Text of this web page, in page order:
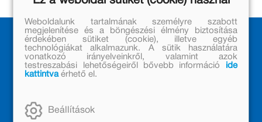
MÓRA KÖNYVKIADÓ – 1950 ÓTA
Weboldalunk tartalmának személyre szabott
megjelenítése és a böngészési élmény biztosítása
érdekében sütiket (cookie), illetve egyéb
technológiákat alkalmazunk. A sütik használatára
vonatkozó irányelveinkről, valamint azok
testreszabási lehetőségeiről bővebb információ
ide
kattintvaérhető el.
Beállítások